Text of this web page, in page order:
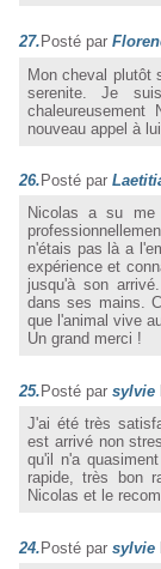
27. Posté par
Mon cheval plutôt
serenite. Je
nouveau appel à
26. Posté par
Nicolas a su
n'étais pas là a
expérience et
jusqu'à son
dans ses mains.
que l'animal vive
Un grand merci !
25. Posté par sylvie
J'ai été très
est arrivé non
qu'il n'a
rapide, très bon
Nicolas et le
24.Posté par sylvie